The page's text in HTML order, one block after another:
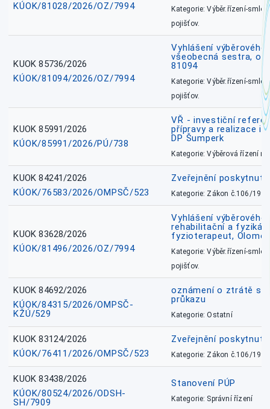
KÚOK/81028/2026/OZ/7994
Kategorie: Výběr.řízení-
pojišťov.
KUOK 85736/2026
KÚOK/81094/2026/OZ/7994
Vyhlášení
všeobecná sestra,
81094
Kategorie: Výběr.řízení-
pojišťov.
KUOK 85991/2026
KÚOK/85991/2026/PÚ/738
VŘ - investiční
přípravy a realizace
DP Šumperk
Kategorie: Výběrová řízení
KUOK 84241/2026
KÚOK/76583/2026/OMPSČ/523
Zveřejnění
Kategorie: Zákon č.106/1999
KUOK 83628/2026
KÚOK/81496/2026/OZ/7994
Vyhlášení
rehabilitační a
fyzioterapeut,
Kategorie: Výběr.řízení-
pojišťov.
KUOK 84692/2026
KÚOK/84315/2026/OMPSČ-
KŽÚ/529
oznámení o ztrátě
průkazu
Kategorie: Ostatní
KUOK 83124/2026
KÚOK/76411/2026/OMPSČ/523
Zveřejnění
Kategorie: Zákon č.106/1999
KUOK 83438/2026
KÚOK/80524/2026/ODSH-
SH/7909
Stanovení PÚP
Kategorie: Správní řízení